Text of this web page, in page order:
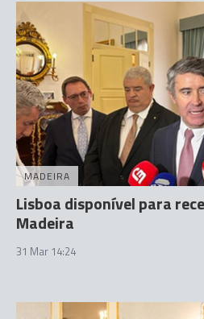
MADEIRA
Lisboa disponível para
Madeira
31 Mar 14:24